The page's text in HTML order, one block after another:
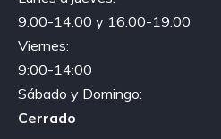
9:00-14:00 y 16:00-19:00
Viernes:
9:00-14:00
Sábado y Domingo:
Cerrado